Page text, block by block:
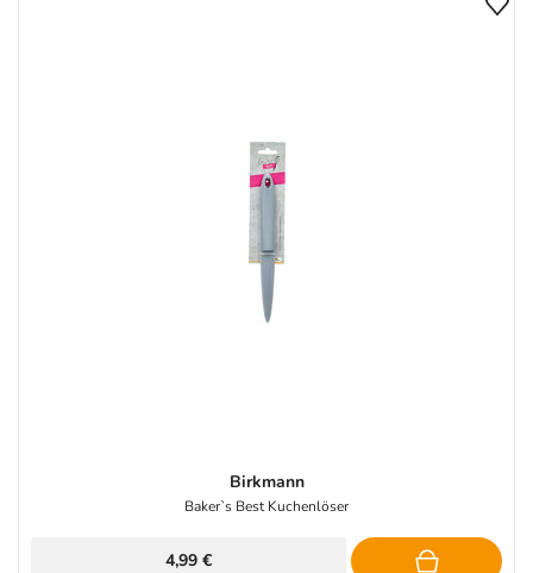
Birkmann
Baker`s Best Kuchenlöser
4,99 €